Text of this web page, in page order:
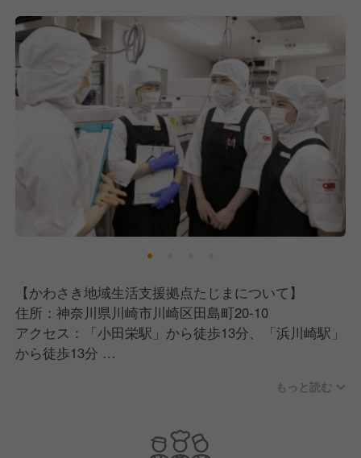
【かわさき地域生活支援拠点たじまについて】
住所：神奈川県川崎市川崎区田島町20-10
アクセス：「小田栄駅」から徒歩13分、「浜川崎駅」
から徒歩13分
三井物産と米アラマーク社の合弁で設立された、日本
最大級の給食・ホスピタリティサービス企業です。
もっと読む